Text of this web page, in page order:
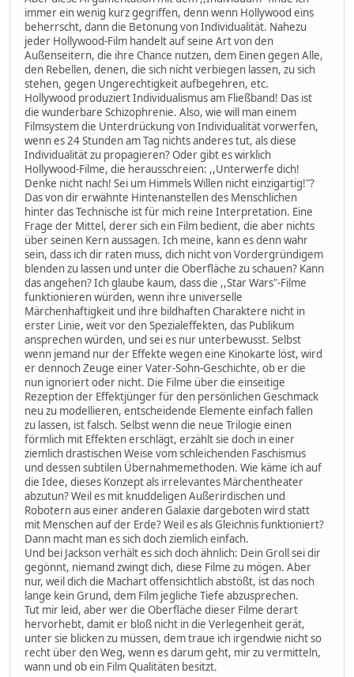
immer ein wenig kurz gegriffen, denn wenn Hollywood eins
beherrscht, dann die Betonung von Individualität. Nahezu
jeder Hollywood-Film handelt auf seine Art von den
Außenseitern, die ihre Chance nutzen, dem Einen gegen Alle,
den Rebellen, denen, die sich nicht verbiegen lassen, zu sich
stehen, gegen Ungerechtigkeit aufbegehren, etc.
Hollywood produziert Individualismus am Fließband! Das ist
die wunderbare Schizophrenie. Also, wie will man einem
Filmsystem die Unterdrückung von Individualität vorwerfen,
wenn es 24 Stunden am Tag nichts anderes tut, als diese
Individualität zu propagieren? Oder gibt es wirklich
Hollywood-Filme, die herausschreien: ,,Unterwerfe dich!
Denke nicht nach! Sei um Himmels Willen nicht einzigartig!"?
Das von dir erwähnte Hintenanstellen des Menschlichen
hinter das Technische ist für mich reine Interpretation. Eine
Frage der Mittel, derer sich ein Film bedient, die aber nichts
über seinen Kern aussagen. Ich meine, kann es denn wahr
sein, dass ich dir raten muss, dich nicht von Vordergründigem
blenden zu lassen und unter die Oberfläche zu schauen? Kann
das angehen? Ich glaube kaum, dass die ,,Star Wars"-Filme
funktionieren würden, wenn ihre universelle
Märchenhaftigkeit und ihre bildhaften Charaktere nicht in
erster Linie, weit vor den Spezialeffekten, das Publikum
ansprechen würden, und sei es nur unterbewusst. Selbst
wenn jemand nur der Effekte wegen eine Kinokarte löst, wird
er dennoch Zeuge einer Vater-Sohn-Geschichte, ob er die
nun ignoriert oder nicht. Die Filme über die einseitige
Rezeption der Effektjünger für den persönlichen Geschmack
neu zu modellieren, entscheidende Elemente einfach fallen
zu lassen, ist falsch. Selbst wenn die neue Trilogie einen
förmlich mit Effekten erschlägt, erzählt sie doch in einer
ziemlich drastischen Weise vom schleichenden Faschismus
und dessen subtilen Übernahmemethoden. Wie käme ich auf
die Idee, dieses Konzept als irrelevantes Märchentheater
abzutun? Weil es mit knuddeligen Außerirdischen und
Robotern aus einer anderen Galaxie dargeboten wird statt
mit Menschen auf der Erde? Weil es als Gleichnis funktioniert?
Dann macht man es sich doch ziemlich einfach.
Und bei Jackson verhält es sich doch ähnlich: Dein Groll sei dir
gegönnt, niemand zwingt dich, diese Filme zu mögen. Aber
nur, weil dich die Machart offensichtlich abstößt, ist das noch
lange kein Grund, dem Film jegliche Tiefe abzusprechen.
Tut mir leid, aber wer die Oberfläche dieser Filme derart
hervorhebt, damit er bloß nicht in die Verlegenheit gerät,
unter sie blicken zu müssen, dem traue ich irgendwie nicht so
recht über den Weg, wenn es darum geht, mir zu vermitteln,
wann und ob ein Film Qualitäten besitzt.